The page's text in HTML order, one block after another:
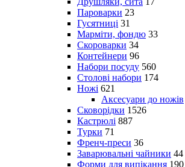
Пароварки 23
Гусятниці 31
Марміти, фондю 33
Скороварки 34
Контейнери 96
Набори посуду 560
Столові набори 174
Ножі 621
Аксесуари до ножів
Сковорідки 1526
Кастрюлі 887
Турки 71
Френч-преси 36
Заварювальні чайники 44
Форми для випікання 190